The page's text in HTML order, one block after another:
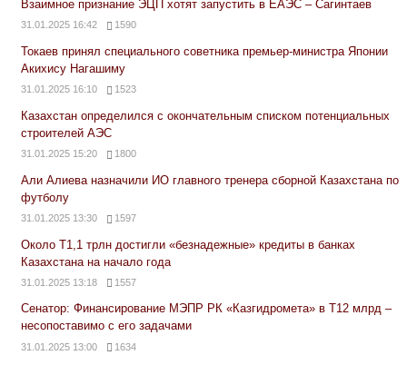
Взаимное признание ЭЦП хотят запустить в ЕАЭС – Сагинтаев
31.01.2025 16:42 1590
Токаев принял специального советника премьер-министра Японии
Акихису Нагашиму
31.01.2025 16:10 1523
Казахстан определился с окончательным списком потенциальных
строителей АЭС
31.01.2025 15:20 1800
Али Алиева назначили ИО главного тренера сборной Казахстана по
футболу
31.01.2025 13:30 1597
Около Т1,1 трлн достигли «безнадежные» кредиты в банках
Казахстана на начало года
31.01.2025 13:18 1557
Сенатор: Финансирование МЭПР РК «Казгидромета» в Т12 млрд –
несопоставимо с его задачами
31.01.2025 13:00 1634